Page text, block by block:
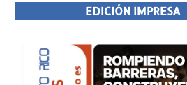
EDICIÓN IMPRESA